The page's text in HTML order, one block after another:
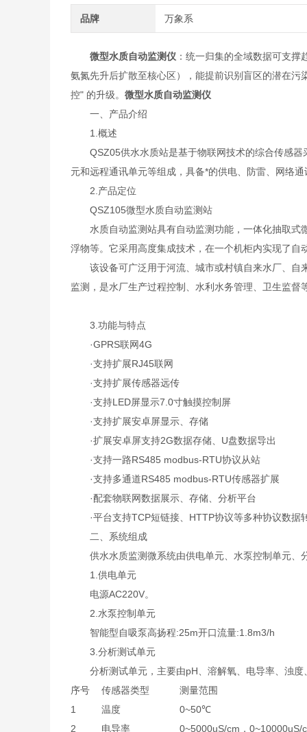
品牌 万象系
微型水质自动监测仪：统一归集的全域数据可支撑
氨氮先升后扩散至核心区），能提前识别盲区的潜在污
控" 的升级。 微型水质自动监测仪
一、产品介绍
1.概述
QSZ05供水水质站是基于物联网技术的综合传感器
元和远程通讯单元等组成，具备*的供电、防雷、网络通
2.产品定位
QSZ105微型水质自动监测站
水质自动监测站具有自动监测功能，一体化抽取式
浮物等。它采用高度集成技术，在一个机柜内实现了自
该设备可广泛用于河流、城市或村镇自来水厂、自
监测，是水厂生产过程控制、水利水务管理、卫生监督
3.功能与特点
·GPRS联网4G
·支持扩展RJ45联网
·支持扩展传感器远传
·支持LED屏显示7.0寸触摸控制屏
·支持扩展安卓屏显示、存储
·扩展安卓屏支持2G数据存储、U盘数据导出
·支持一路RS485 modbus-RTU协议从站
·支持多通道RS485 modbus-RTU传感器扩展
·配套物联网数据展示、存储、分析平台
·平台支持TCP短链接、HTTP协议等多种协议数据
二、系统组成
供水水质监测微系统由供电单元、水泵控制单元、
1.供电单元
电源AC220V。
2.水泵控制单元
智能型自吸泵高扬程:25m开口流量:1.8m3/h
3.分析测试单元
分析测试单元，主要由pH、溶解氧、电导率、浊度
序号
传感器类型
测量范围
1
温度
0~50℃
2
电导率
0~5000uS/cm，0~10000uS/